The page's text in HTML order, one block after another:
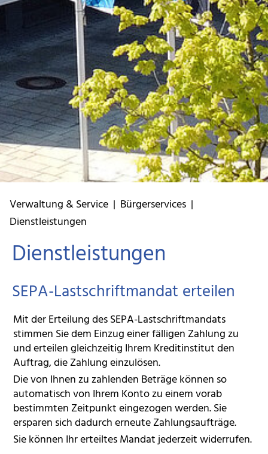
Verwaltung & Service| Bürgerservices|
Dienstleistungen
Dienstleistungen
SEPA-Lastschriftmandat erteilen
Mit der Erteilung des SEPA-Lastschriftmandats
stimmen Sie dem Einzug einer fälligen Zahlung zu
und erteilen gleichzeitig Ihrem Kreditinstitut den
Auftrag, die Zahlung einzulösen.
Die von Ihnen zu zahlenden Beträge können so
automatisch von Ihrem Konto zu einem vorab
bestimmten Zeitpunkt eingezogen werden. Sie
ersparen sich dadurch erneute Zahlungsaufträge.
Sie können Ihr erteiltes Mandat jederzeit widerrufen.